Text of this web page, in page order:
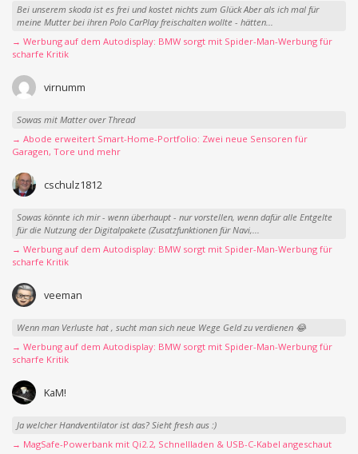
Bei unserem skoda ist es frei und kostet nichts zum Glück Aber als ich mal für
meine Mutter bei ihren Polo CarPlay freischalten wollte - hätten...
→ Werbung auf dem Autodisplay: BMW sorgt mit Spider-Man-Werbung für
scharfe Kritik
virnumm
Sowas mit Matter over Thread
→ Abode erweitert Smart-Home-Portfolio: Zwei neue Sensoren für
Garagen, Tore und mehr
cschulz1812
Sowas könnte ich mir - wenn überhaupt - nur vorstellen, wenn dafür alle Entgelte
für die Nutzung der Digitalpakete (Zusatzfunktionen für Navi,...
→ Werbung auf dem Autodisplay: BMW sorgt mit Spider-Man-Werbung für
scharfe Kritik
veeman
Wenn man Verluste hat , sucht man sich neue Wege Geld zu verdienen 😂
→ Werbung auf dem Autodisplay: BMW sorgt mit Spider-Man-Werbung für
scharfe Kritik
KaM!
Ja welcher Handventilator ist das? Sieht fresh aus :)
→ MagSafe-Powerbank mit Qi2.2, Schnellladen & USB-C-Kabel angeschaut